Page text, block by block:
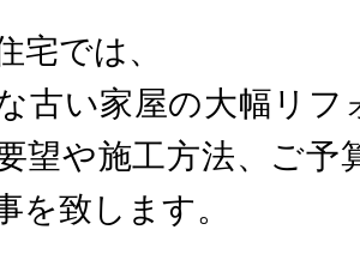
宅では、
古い家屋の大幅リフ
望や施工方法、ご予
を致します。